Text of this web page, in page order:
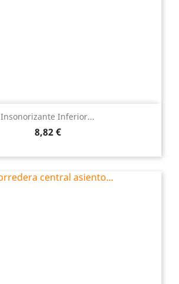
Insonorizante Inferior...
Precio
8,82 €